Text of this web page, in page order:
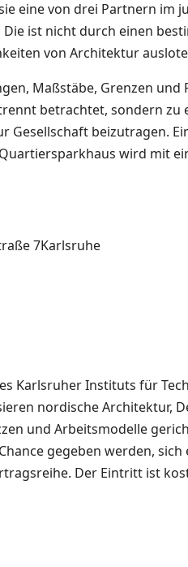
eine von drei Partnern im
ist nicht durch einen
von Architektur
Maßstäbe, Grenzen
betrachtet, sondern zu
beizutragen.
wird mit
7Karlsruhe
Karlsruher Instituts für
nordische Architektur,
und Arbeitsmodelle
gegeben werden,
Der Eintritt ist